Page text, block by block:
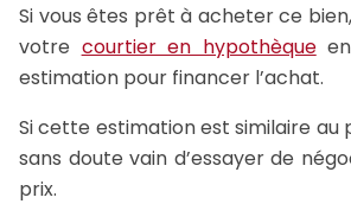
Si vous êtes prêt à acheter ce
votre courtier en hypothèqueen
estimation pour financer l’achat.
Si cette estimation est similaire au
sans doute vain d’essayer de
prix.